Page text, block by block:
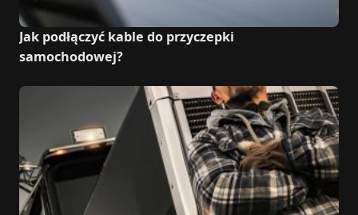
Jak podłączyć kable do przyczepki
samochodowej?